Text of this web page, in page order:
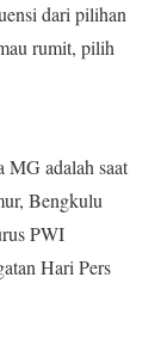
dari pilihan
rumit, pilih
MG adalah saat
Bengkulu
PWI
Hari Pers